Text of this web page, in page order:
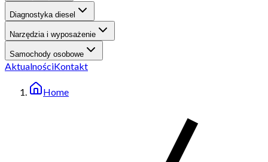
Diagnostyka diesel
Narzędzia i wyposażenie
Samochody osobowe
AktualnościKontakt
Home